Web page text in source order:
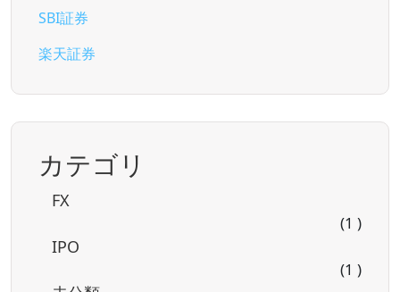
SBI証券
楽天証券
カテゴリ
FX
(1 )
IPO
(1 )